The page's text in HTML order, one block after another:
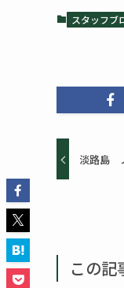
スタッフブ
淡路島
この記